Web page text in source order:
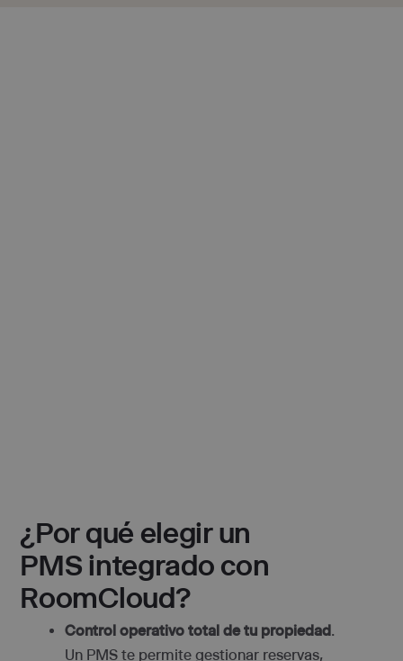
¿Por qué elegir un
PMS integrado con
RoomCloud?
Control operativo total de tu propiedad.
Un PMS te permite gestionar reservas,